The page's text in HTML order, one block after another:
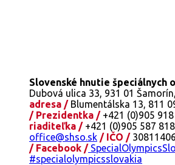
Slovenské hnutie špeciálnych
Dubová ulica 33, 931 01
adresa /Blumentálska 13, 811
/ Prezidentka /+421 (0)905 918
riaditeľka /+421 (0)905 587 818
office@shso.sk / IČO /30811406
/ Facebook /
#specialolympicsslovakia